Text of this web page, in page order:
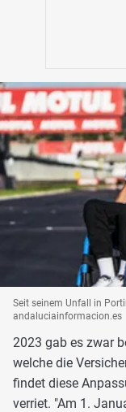
Seit seinem Unfall in
andaluciainformacion.es
2023 gab es zwar
welche die
findet diese
verriet. "Am 1.